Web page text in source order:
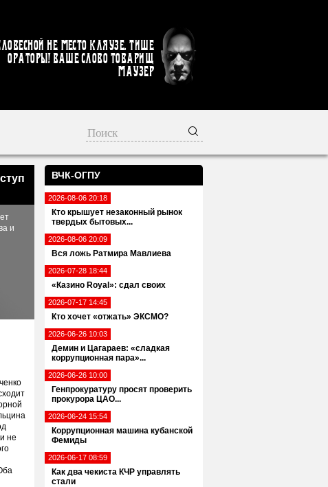
не место кляузе. Тише
ораторы! Ваше слово товарищ
Маузер
ВЧК-ОГПУ
2026-08-06 20:18
Кто крышует незаконный рынок
твердых бытовых...
2026-08-06 20:09
Вся ложь Ратмира Мавлиева
2026-07-28 18:44
«Казино Royal»: сдал своих
2026-07-17 14:45
Кто хочет «отжать» ЭКСМО?
2026-06-26 10:03
Демин и Цагараев: «сладкая
коррупционная пара»...
2026-06-26 10:00
Генпрокуратуру просят проверить
прокурора ЦАО...
2026-06-24 15:54
Коррупционная машина кубанской
Фемиды
2026-06-17 08:59
Как два чекиста КЧР управлять
стали
и
не